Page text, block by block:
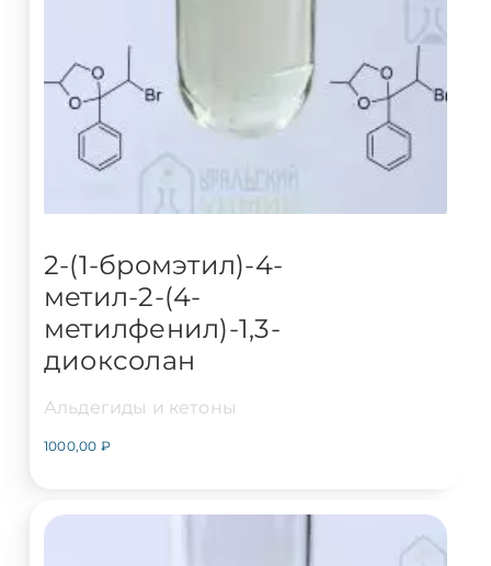
2-(1-бромэтил)-4-
метил-2-(4-
метилфенил)-1,3-
диоксолан
Альдегиды и кетоны
1000,00 ₽